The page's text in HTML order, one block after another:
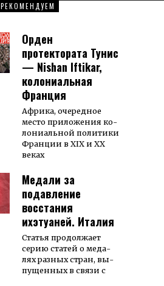
РЕКОМЕНДУЕМ
Орден
протектората Тунис
— Nishan Iftikar,
колониальная
Франция
Аф­рика, оче­ред­ное
место при­ло­жения ко­
лониаль­ной поли­тики
Франции в XIX и ХХ
веках
Медали за
подавление
восстания
ихэтуаней. Италия
Статья про­дол­жает
серию ста­тей о меда­
лях раз­ных стран, вы­
пущен­ных в связи с